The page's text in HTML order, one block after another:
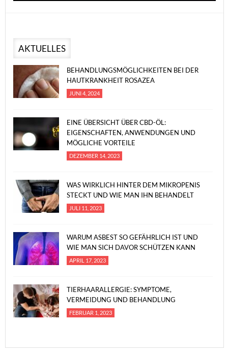
AKTUELLES
BEHANDLUNGSMÖGLICHKEITEN BEI DER
HAUTKRANKHEIT ROSAZEA
JUNI 4, 2024
EINE ÜBERSICHT ÜBER CBD-ÖL:
EIGENSCHAFTEN, ANWENDUNGEN UND
MÖGLICHE VORTEILE
DEZEMBER 14, 2023
WAS WIRKLICH HINTER DEM MIKROPENIS
STECKT UND WIE MAN IHN BEHANDELT
JULI 11, 2023
WARUM ASBEST SO GEFÄHRLICH IST UND
WIE MAN SICH DAVOR SCHÜTZEN KANN
APRIL 17, 2023
TIERHAARALLERGIE: SYMPTOME,
VERMEIDUNG UND BEHANDLUNG
FEBRUAR 1, 2023